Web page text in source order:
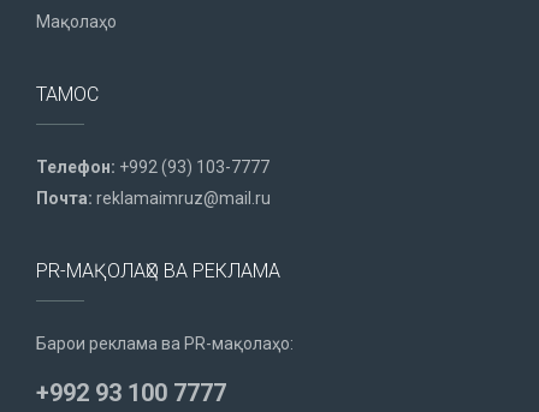
Мақолаҳо
ТАМОС
Телефон: +992 (93) 103-7777
Почта: reklamaimruz@mail.ru
PR-МАҚОЛАҲО ВА РЕКЛАМА
Барои реклама ва PR-мақолаҳо:
+992 93 100 7777